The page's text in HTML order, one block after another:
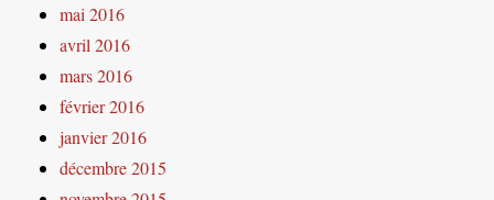
mai 2016
avril 2016
mars 2016
février 2016
janvier 2016
décembre 2015